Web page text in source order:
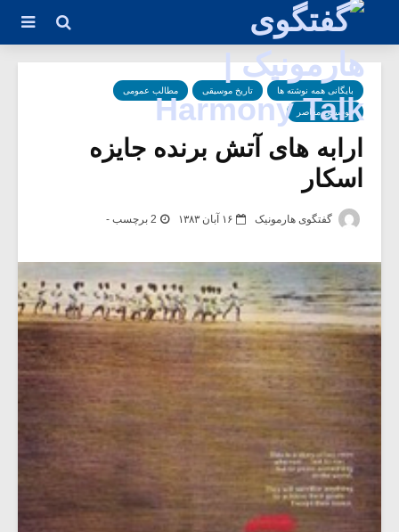
بایگانی همه نوشته ها تاریخ موسیقی مطالب عمومی
موسیقی معاصر
ارابه های آتش برنده جایزه
اسکار
گفتگوی هارمونیک ۱۶ آبان ۱۳۸۳ 2 برچسب -